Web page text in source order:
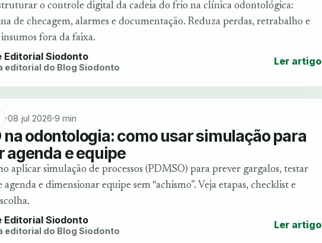
o controle digital da cadeia do frio na clínica odontológica:
de checagem, alarmes e documentação. Reduza perdas, retrabalho e
fora da faixa.
Editorial Siodonto
editorial do Blog Siodonto Ler artigo
08 jul 2026 9 min
na odontologia: como usar simulação para
agenda e equipe
aplicar simulação de processos (PDMSO) para prever gargalos, testar
agenda e dimensionar equipe sem “achismo”. Veja etapas, checklist e
Editorial Siodonto
editorial do Blog Siodonto Ler artigo